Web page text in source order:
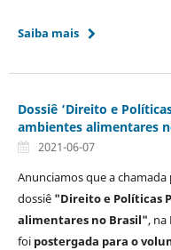
Saiba mais
Dossiê ‘Direito e
ambientes alimentares
2021-06-07
Anunciamos que a
dossiê "Direito e Políticas
alimentares no Brasil", na
foi postergada para o